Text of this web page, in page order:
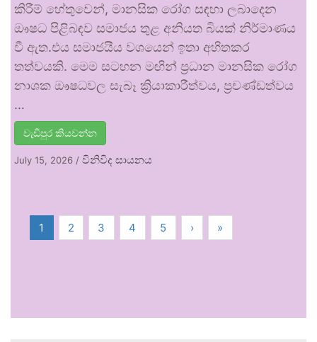
කිරීම් හේතුවෙන්, මානසික රෝග සඳහා ලබාදෙන
ඖෂධ පිළිබඳව සමාජය තුළ අනියත බියක් නිර්මාණය
වී ඇත.එය සමාජයීය වශයෙන් ඉතා අහිතකර
තත්වයකි. මෙම සටහන මඟින් ප්‍රධාන මානසික රෝග
නාශක ඖෂධවල සැබෑ ක්‍රියාකාරීත්වය, ප්‍රචණ්ඩත්වය
…
වැඩිපුර කියවන්න
July 15, 2026 / විනිවිද සායනය
1 2 3 4 5 › »